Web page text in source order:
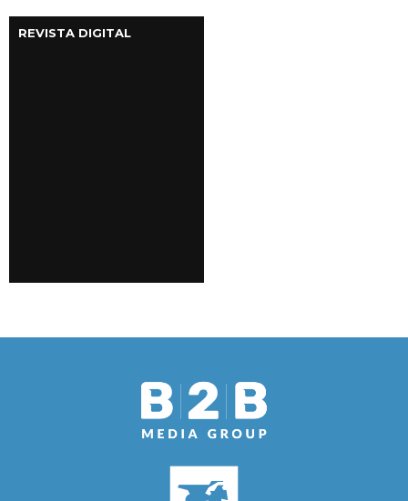
REVISTA DIGITAL